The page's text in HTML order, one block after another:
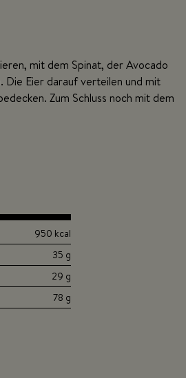
mit dem Spinat, der Avocado
Die Eier darauf verteilen und mit
Zum Schluss noch mit dem
950 kcal
35 g
29 g
78 g